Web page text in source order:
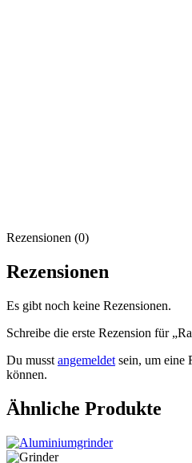
Rezensionen (0)
Rezensionen
Es gibt noch keine Rezensionen.
Schreibe die erste Rezension für
Du musst angemeldet sein, um eine
können.
Ähnliche Produkte